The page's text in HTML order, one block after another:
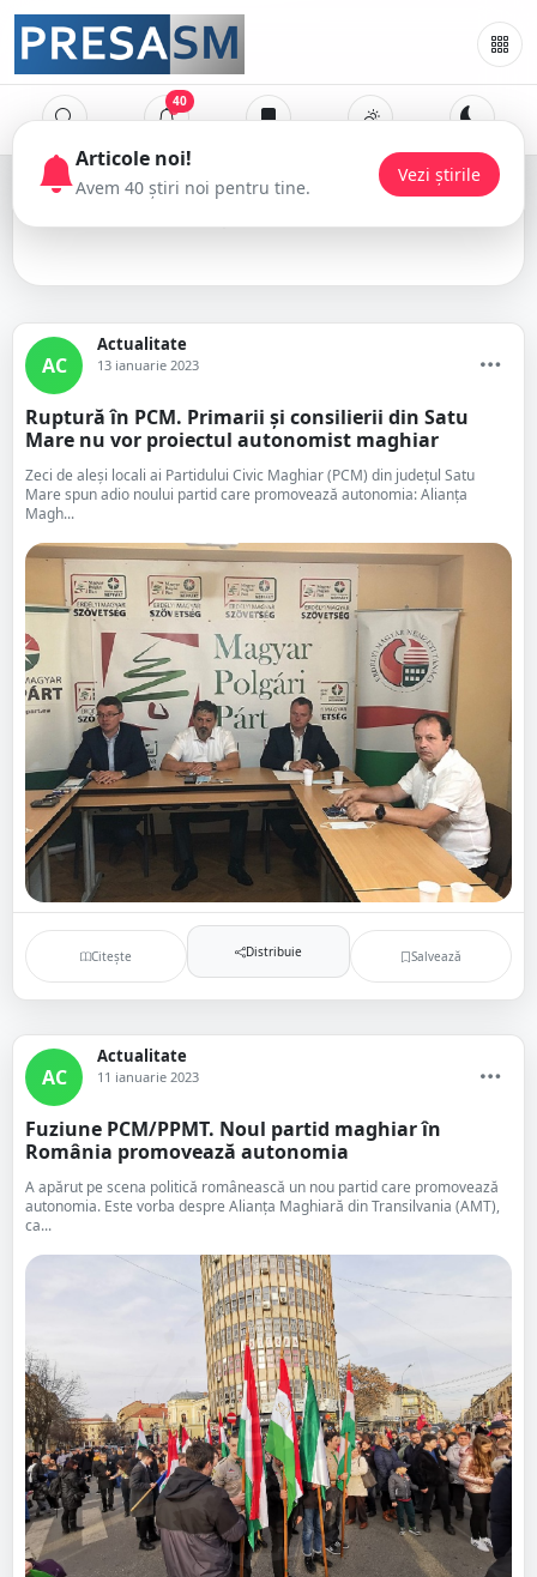
40
PCM
AC
Actualitate
13 ianuarie 2023
Ruptură în PCM. Primarii și consilierii din Satu
Mare nu vor proiectul autonomist maghiar
Zeci de aleși locali ai Partidului Civic Maghiar (PCM) din județul Satu
Mare spun adio noului partid care promovează autonomia: Alianţa
Magh...
Citește Distribuie Salvează
AC
Actualitate
11 ianuarie 2023
Fuziune PCM/PPMT. Noul partid maghiar în
România promovează autonomia
A apărut pe scena politică românească un nou partid care promovează
autonomia. Este vorba despre Alianţa Maghiară din Transilvania (AMT),
ca...
Articole noi!
Avem 40 știri noi pentru tine.
Vezi știrile